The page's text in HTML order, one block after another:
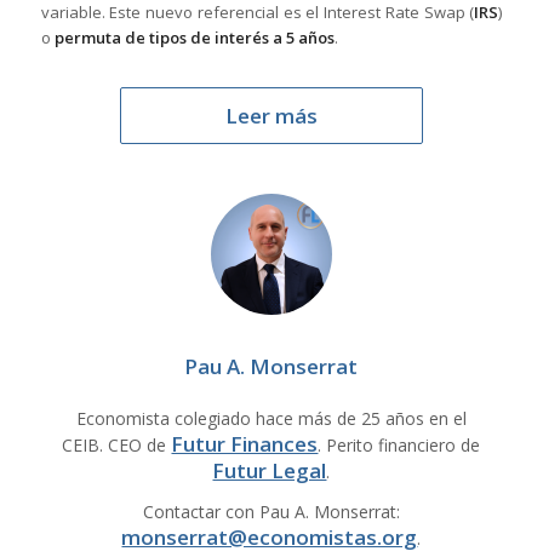
variable. Este nuevo referencial es el Interest Rate Swap (IRS)
o permuta de tipos de interés a 5 años.
Leer más
Pau A. Monserrat
Economista colegiado hace más de 25 años en el
CEIB. CEO de Futur Finances. Perito financiero de
Futur Legal.
Contactar con Pau A. Monserrat:
monserrat@economistas.org.